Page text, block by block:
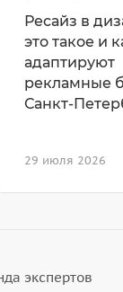
29 июля 2026
Ресайз в
это такое и
адаптируют
рекламные
Санкт-
экспертов